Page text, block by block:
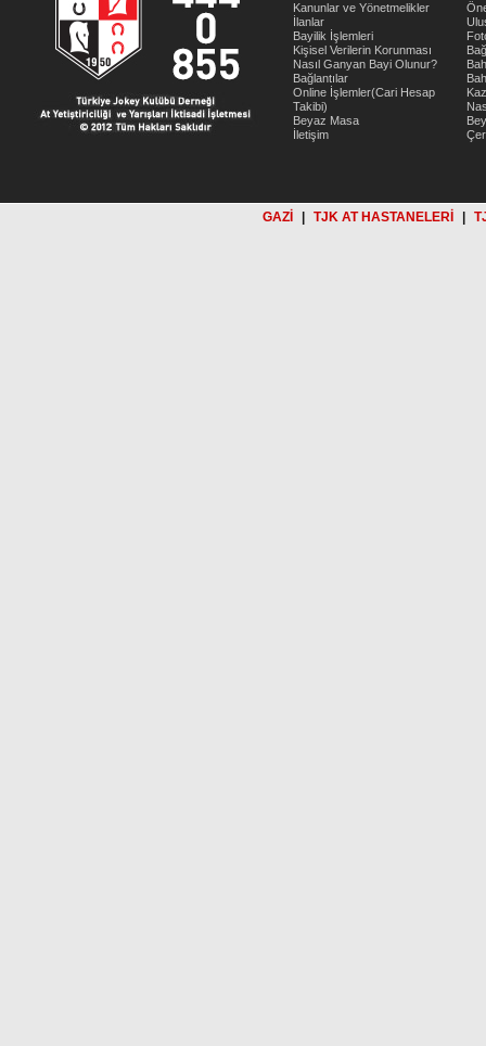
Kanunlar ve Yönetmelikler
İlanlar
Bayilik İşlemleri
Kişisel Verilerin Korunması
Nasıl Ganyan Bayi Olunur?
Bağlantılar
Online İşlemler(Cari Hesap
Takibi)
Beyaz Masa
İletişim
GAZİ TJK AT HASTANELERİ